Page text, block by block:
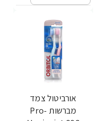
אורביטול צמד
מברשות Pro-